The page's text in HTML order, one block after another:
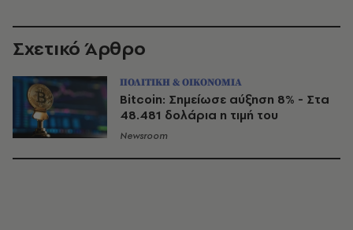
Σχετικό Άρθρο
ΠΟΛΙΤΙΚΗ & ΟΙΚΟΝΟΜΙΑ
Bitcoin: Σημείωσε αύξηση 8% - Στα
48.481 δολάρια η τιμή του
Newsroom